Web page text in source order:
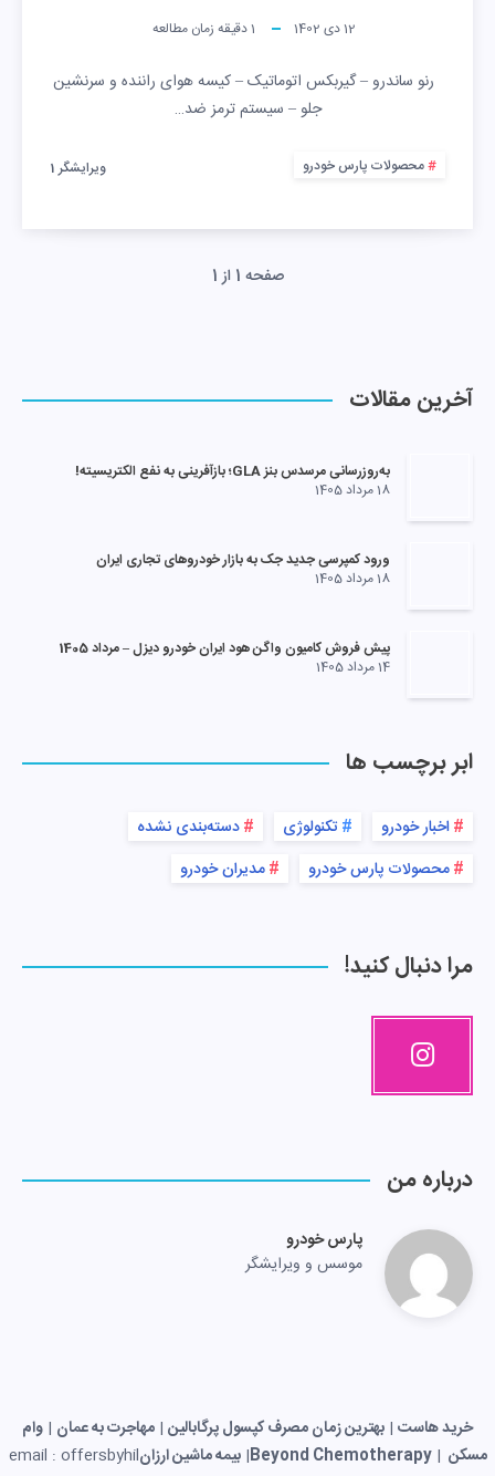
12 دی 1402 1دقیقه زمان مطالعه
رنو ساندرو – گیربکس اتوماتیک – کیسه هوای راننده و سرنشین
جلو – سيستم ترمز ضد…
محصولات پارس خودرو ویرایشگر 1
صفحه 1 از 1
آخرین مقالات
به‌روزرسانی مرسدس بنز GLA؛ بازآفرینی به نفع الکتریسیته!
18 مرداد 1405
ورود کمپرسی جدید جک به بازار خودروهای تجاری ایران
18 مرداد 1405
پیش فروش کامیون واگن هود ایران خودرو دیزل – مرداد 1405
14 مرداد 1405
ابر برچسب ها
اخبار خودرو تکنولوژی
دسته‌بندی نشده
محصولات پارس خودرو
مدیران خودرو
مرا دنبال کنید!
درباره من
پارس خودرو
موسس و ویرایشگر
خرید هاست | بهترین زمان مصرف کپسول پرگابالین | مهاجرت به عمان | وام
مسکن |
Beyond Chemotherapy
|بیمه ماشین ارزانemail : offersbyhil